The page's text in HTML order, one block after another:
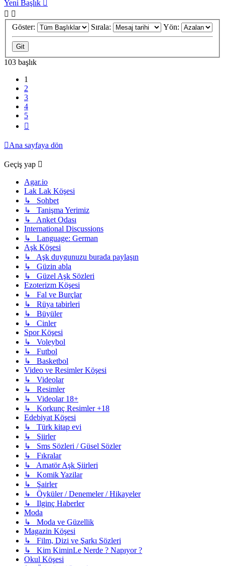
Yeni Başlık
Göster: Sırala: Yön:
103 başlık
1
2
3
4
5
Ana sayfaya dön
Geçiş yap
Agar.io
Lak Lak Köşesi
↳ Sohbet
↳ Tanişma Yerimiz
↳ Anket Odası
International Discussions
↳ Language: German
Aşk Köşesi
↳ Aşk duygunuzu burada paylaşın
↳ Güzin abla
↳ Güzel Aşk Sözleri
Ezoterizm Köşesi
↳ Fal ve Burçlar
↳ Rüya tabirleri
↳ Büyüler
↳ Cinler
Spor Köşesi
↳ Voleybol
↳ Futbol
↳ Basketbol
Video ve Resimler Köşesi
↳ Videolar
↳ Resimler
↳ Videolar 18+
↳ Korkunç Resimler +18
Edebiyat Köşesi
↳ Türk kitap evi
↳ Şiirler
↳ Sms Sözleri / Güsel Sözler
↳ Fıkralar
↳ Amatör Aşk Şiirleri
↳ Komik Yazilar
↳ Şairler
↳ Öyküler / Denemeler / Hikayeler
↳ Ilginç Haberler
Moda
↳ Moda ve Güzellik
Magazin Köşesi
↳ Film, Dizi ve Şarkı Sözleri
↳ Kim KiminLe Nerde ? Napıyor ?
Okul Köşesi